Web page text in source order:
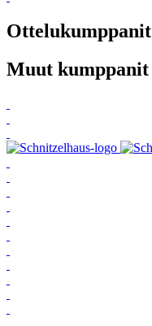
Ottelukumppanit
Muut kumppanit